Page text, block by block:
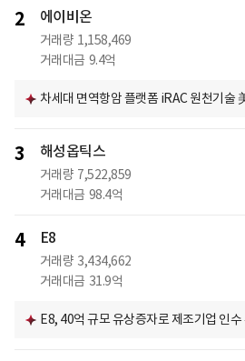
2 에이비온
거래량 1,158,469
거래대금 9.4억
차세대 면역항암 플랫폼 iRAC 원천기술
3 해성옵틱스
거래량 7,522,859
거래대금 98.4억
4 E8
거래량 3,434,662
거래대금 31.9억
E8, 40억 규모 유상증자로 제조기업 인수